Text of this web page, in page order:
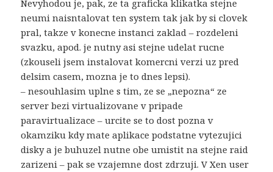
Nevyhodou je, pak, ze ta graficka klikatka stejne
neumi naisntalovat ten system tak jak by si clovek
pral, takze v konecne instanci zaklad – rozdeleni
svazku, apod. je nutny asi stejne udelat rucne
(zkouseli jsem instalovat komercni verzi uz pred
delsim casem, mozna je to dnes lepsi).
– nesouhlasim uplne s tim, ze se „nepozna“ ze
server bezi virtualizovane v pripade
paravirtualizace – urcite se to dost pozna v
okamziku kdy mate aplikace podstatne vytezujici
disky a je buhuzel nutne obe umistit na stejne raid
zarizeni – pak se vzajemne dost zdrzuji. V Xen user